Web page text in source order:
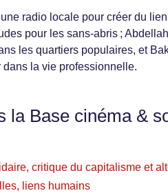
radio locale pour créer du
pour les sans-abris ;
les quartiers populaires, et
dans la vie professionnelle.
la Base cinéma &
critique du capitalisme et
liens humains